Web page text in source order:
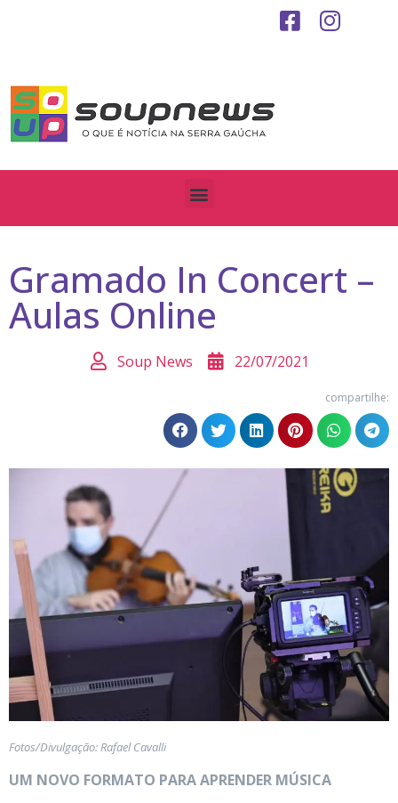
Gramado In Concert –
Aulas Online
Soup News 22/07/2021
compartilhe:
Fotos/Divulgação: Rafael Cavalli
UM NOVO FORMATO PARA APRENDER MÚSICA